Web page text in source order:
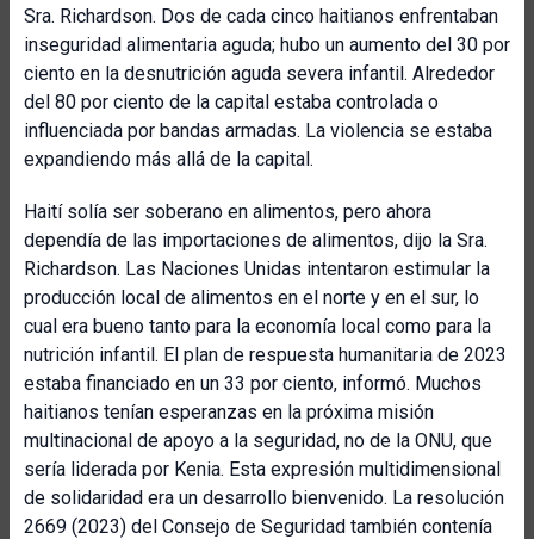
Sra. Richardson. Dos de cada cinco haitianos enfrentaban
inseguridad alimentaria aguda; hubo un aumento del 30 por
ciento en la desnutrición aguda severa infantil. Alrededor
del 80 por ciento de la capital estaba controlada o
influenciada por bandas armadas. La violencia se estaba
expandiendo más allá de la capital.
Haití solía ser soberano en alimentos, pero ahora
dependía de las importaciones de alimentos, dijo la Sra.
Richardson. Las Naciones Unidas intentaron estimular la
producción local de alimentos en el norte y en el sur, lo
cual era bueno tanto para la economía local como para la
nutrición infantil. El plan de respuesta humanitaria de 2023
estaba financiado en un 33 por ciento, informó. Muchos
haitianos tenían esperanzas en la próxima misión
multinacional de apoyo a la seguridad, no de la ONU, que
sería liderada por Kenia. Esta expresión multidimensional
de solidaridad era un desarrollo bienvenido. La resolución
2669 (2023) del Consejo de Seguridad también contenía